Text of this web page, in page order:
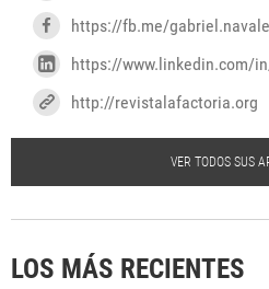
https://fb.me/
https://www.linkedin.com/
http://revistalafactoria.org
VER TODOS SUS
LOS MÁS RECIENTES